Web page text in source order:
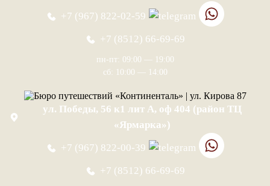
+7 (967) 822-02-59
+7 (8512) 66-69-69
пн-пт: 09:00 — 19:00
сб: 10:00 — 14:00
ул. Победы, 56 к1 лит А, оф 404 (район ТЦ
«Ярмарка»)
+7 (967) 822-00-39
+7 (8512) 66-69-69